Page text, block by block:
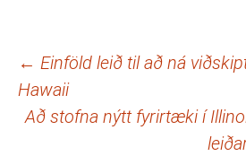
Leiðarkerfi
færslna
← Einföld leið til að ná
Hawaii
Að stofna nýtt fyrirtæki í